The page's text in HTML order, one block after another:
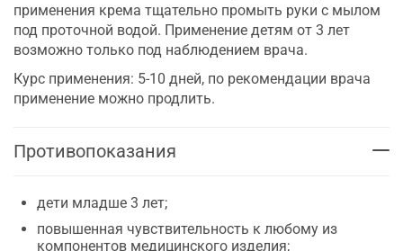
применения крема тщательно промыть руки с мылом
под проточной водой. Применение детям от 3 лет
возможно только под наблюдением врача.
Курс применения: 5-10 дней, по рекомендации врача
применение можно продлить.
Противопоказания
дети младше 3 лет;
повышенная чувствительность к любому из
компонентов медицинского изделия;